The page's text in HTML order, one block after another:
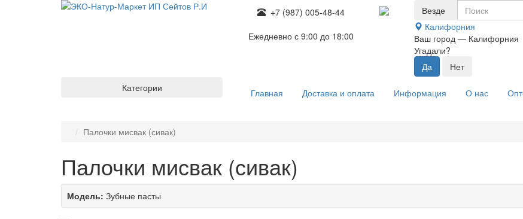
+7 (987) 005-48-44
Ежедневно с 9:00 до 18:00
Везде
Калифорния
Ваш город — Калифорния
Угадали?
Главная Доставка и оплата Информация О нас
Категории
Палочки мисвак (сивак)
Палочки мисвак (сивак)
Модель: Зубные пасты